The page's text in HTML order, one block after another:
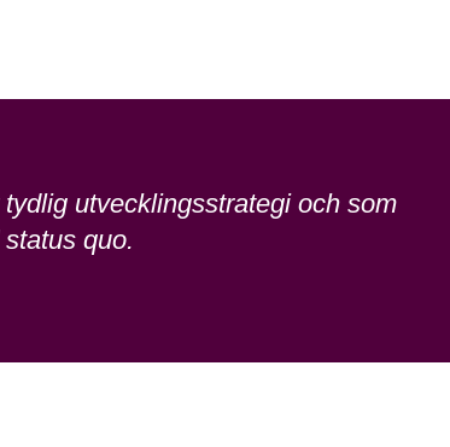
utvecklingsstrategi och som
quo.